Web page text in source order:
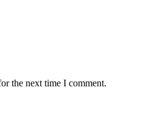
the next time I comment.